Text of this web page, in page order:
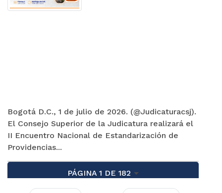
Bogotá D.C., 1 de julio de 2026. (@Judicaturacsj).
El Consejo Superior de la Judicatura realizará el
II Encuentro Nacional de Estandarización de
Providencias...
PÁGINA 1 DE 182